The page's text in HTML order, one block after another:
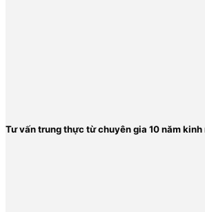
Tư vấn trung thực từ chuyên gia 10 năm kinh